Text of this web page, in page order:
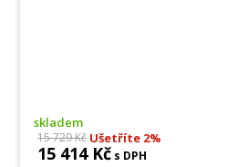
skladem
15 729 KčUšetříte 2%
15 414 Kč s DPH